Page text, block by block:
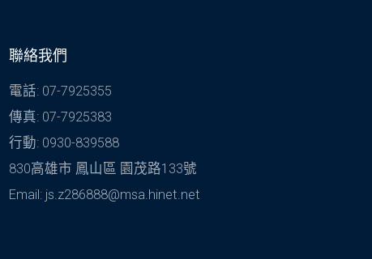
聯絡我們
電話: 07-7925355
傳真: 07-7925383
行動: 0930-839588
830高雄市 鳳山區 園茂路133號
Email: js.z286888@msa.hinet.net